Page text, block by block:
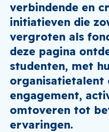
verbindende en
initiatieven die
vergroten als
deze pagina
studenten, met
organisatietalent
engagement,
omtoveren tot
ervaringen.